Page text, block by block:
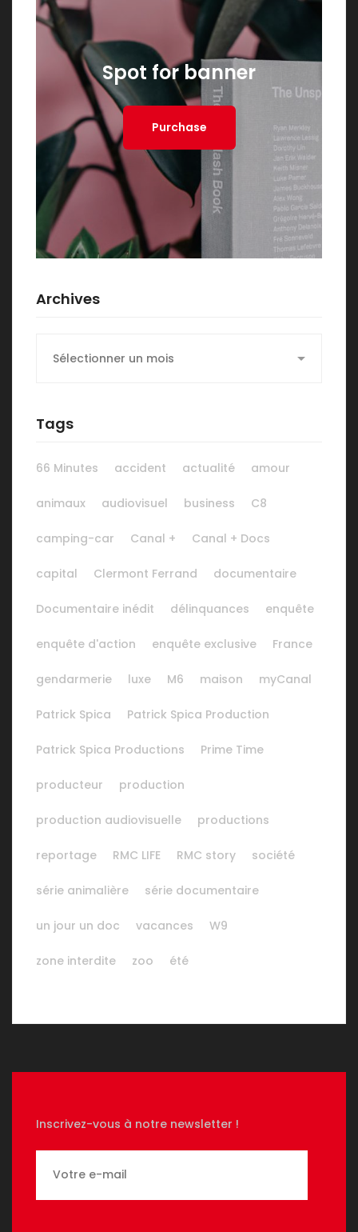
Spot for banner
Purchase
Archives
Tags
66 Minutes accident actualité amour
animaux audiovisuel business C8
camping-car Canal + Canal + Docs
capital Clermont Ferrand documentaire
Documentaire inédit délinquances enquête
enquête d'action enquête exclusive France
gendarmerie luxe M6 maison myCanal
Patrick Spica Patrick Spica Production
Patrick Spica Productions Prime Time
producteur production
production audiovisuelle productions
reportage RMC LIFE RMC story société
série animalière série documentaire
un jour un doc vacances W9
zone interdite zoo été
Inscrivez-vous à notre newsletter !